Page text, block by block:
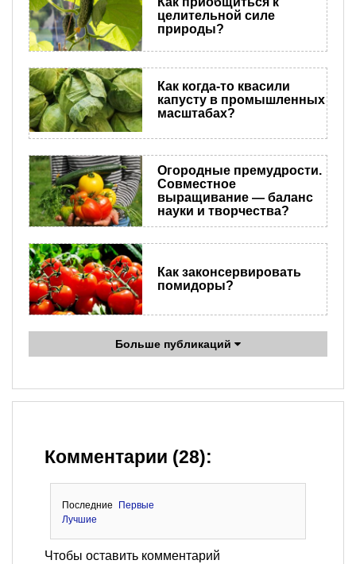
целительной силе
природы?
Как когда-то квасили
капусту в промышленных
масштабах?
Огородные премудрости.
Совместное
выращивание — баланс
науки и творчества?
Как законсервировать
помидоры?
Больше публикаций
Комментарии (28):
Последние
Первые
Лучшие
Чтобы оставить комментарий